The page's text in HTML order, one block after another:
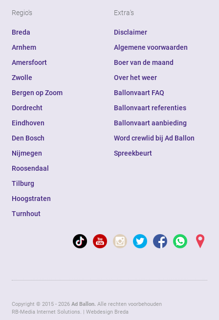
Regio's
Breda
Arnhem
Amersfoort
Zwolle
Bergen op Zoom
Dordrecht
Eindhoven
Den Bosch
Nijmegen
Roosendaal
Tilburg
Hoogstraten
Turnhout
Extra's
Disclaimer
Algemene voorwaarden
Boer van de maand
Over het weer
Ballonvaart FAQ
Ballonvaart referenties
Ballonvaart aanbieding
Word crewlid bij Ad Ballon
Spreekbeurt
Copyright © 2015 - 2026 Ad Ballon. Alle rechten voorbehouden
RB-Media Internet Solutions. | Webdesign Breda